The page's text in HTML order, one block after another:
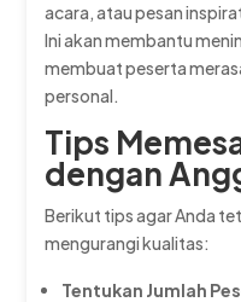
acara, atau pesan
Ini akan membantu
membuat peserta
personal.
Tips
dengan
Berikut tips agar Anda
mengurangi kualitas:
Tentukan Jumlah